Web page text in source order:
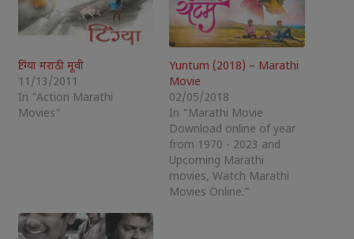
टिंग्या मराठी मूवी
11/13/2011
In "Action Marathi
Movies"
Yuntum (2018) – Marathi
Movie
02/05/2018
In "Marathi Movie
Download online of year
from 1970 - 2023 and
Upcoming Marathi
movies, Watch Marathi
Movies Online."